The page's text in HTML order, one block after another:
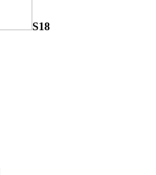
S18